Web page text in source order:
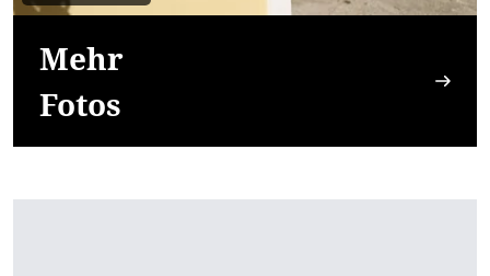
Mehr
Fotos